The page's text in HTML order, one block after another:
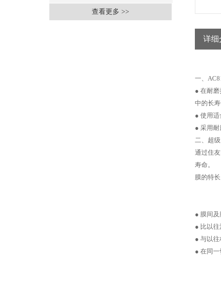
查看更多 >>
详细
一、
● 在耐
中的长
● 使用
● 采用
二、超
通过住
寿命。
膜的特长
● 膜间
● 比以
● 与以
● 在同